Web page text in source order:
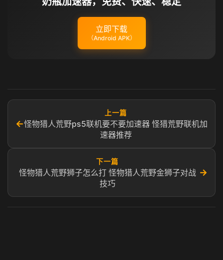
立即下载
（Android APK）
←
上一篇
怪物猎人荒野ps5联机要不要加速器 怪猎荒野联机加
速器推荐
下一篇
怪物猎人荒野狮子怎么打 怪物猎人荒野金狮子对战
技巧
→